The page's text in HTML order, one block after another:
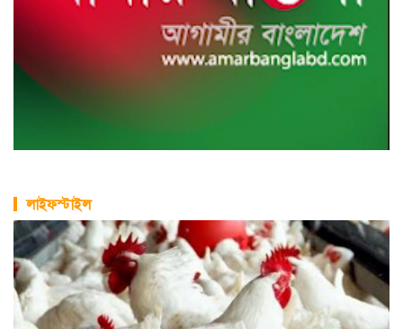
লাইফস্টাইল